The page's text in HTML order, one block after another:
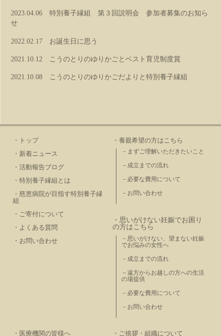
2023.04.06 特別養子縁組 第３回説明会 参加者募集のお知ら
せ
2022.02.17 お誕生日に思う
2021.10.12 こうのとりのゆりかごとベスト育児制度賞
2021.10.08 こうのとりのゆりかごだよりと特別養子縁組
・トップ
・新着ニュース
・活動報告ブログ
・特別養子縁組とは
・慈恵病院が目指す特別養子縁
組
・ご寄付について
・よくある質問
・お問い合わせ
・養親希望の方はこちら
－まずご理解いただきたいこと
－成立までの流れ
－必要な費用について
－お問い合わせ
・思いがけない妊娠でお困り
の方はこちら
－思いがけない、望まない妊娠
でお悩みの女性へ
－成立までの流れ
－遠方からお越しの方への生活
の場提供
－必要な費用について
－お問い合わせ
・医療機関の皆様へ ・ご挨拶・組織について